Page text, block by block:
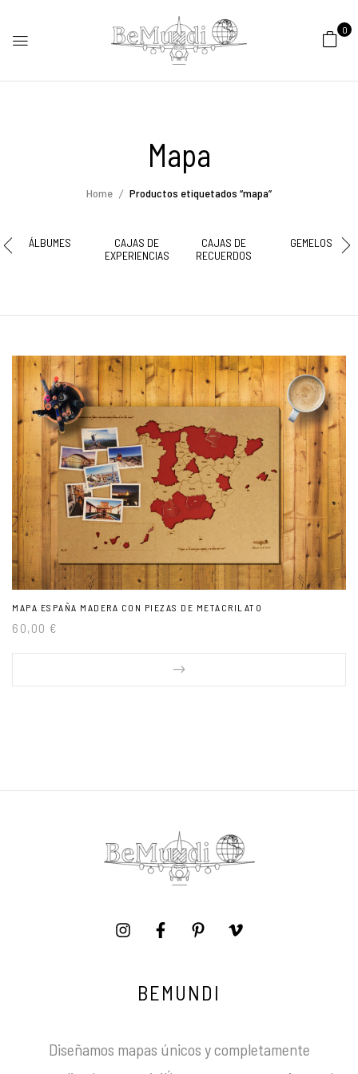
0
Mapa
Home Productos etiquetados “mapa”
ÁLBUMES
CAJAS DE
EXPERIENCIAS
CAJAS DE
RECUERDOS
GEMELOS
MAPA ESPAÑA MADERA CON PIEZAS DE METACRILATO
60,00 €
BEMUNDI
Diseñamos mapas únicos y completamente